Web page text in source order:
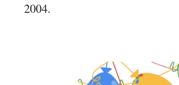
2004.